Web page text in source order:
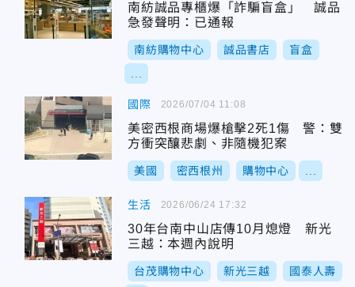
南紡誠品專櫃爆「詐騙盲盒」 誠品
急發聲明：已通報
南紡購物中心 誠品書店 盲盒
國際
美密西根商場爆槍擊2死1傷 警：雙
方衝突釀悲劇、非隨機犯案
美國 密西根州 購物中心
2026/07/04 11:08
生活
30年台南中山店傳10月熄燈 新光
三越：本週內說明
台茂購物中心 新光三越 國泰人壽
2026/06/24 17:32